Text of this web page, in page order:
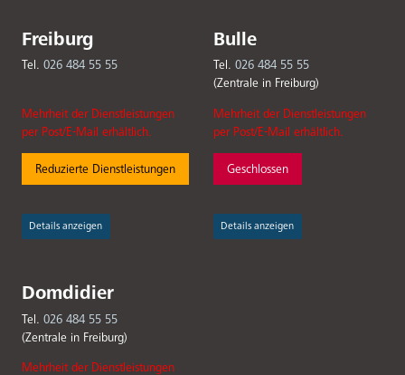
Freiburg
Tel. 026 484 55 55
Mehrheit der Dienstleistungen
per Post/E-Mail erhältlich.
Reduzierte Dienstleistungen
Details anzeigen
Bulle
Tel. 026 484 55 55
(Zentrale in Freiburg)
Mehrheit der Dienstleistungen
per Post/E-Mail erhältlich.
Geschlossen
Details anzeigen
Domdidier
Tel. 026 484 55 55
(Zentrale in Freiburg)
Mehrheit der Dienstleistungen